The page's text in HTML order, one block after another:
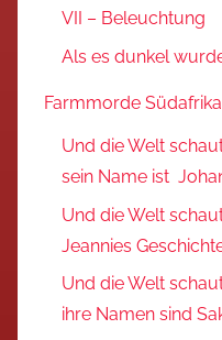
VII – Beleuchtung
Als es dunkel
Farmmorde Südafrika
Und die Welt
sein Name ist
Und die Welt
Jeannies
Und die Welt
ihre Namen sind